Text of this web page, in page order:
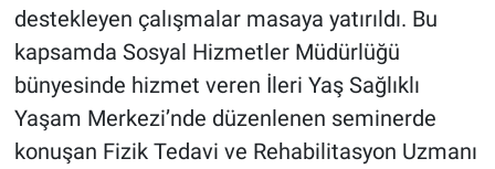
destekleyen çalışmalar masaya yatırıldı. Bu
kapsamda Sosyal Hizmetler Müdürlüğü
bünyesinde hizmet veren İleri Yaş Sağlıklı
Yaşam Merkezi’nde düzenlenen seminerde
konuşan Fizik Tedavi ve Rehabilitasyon Uzmanı